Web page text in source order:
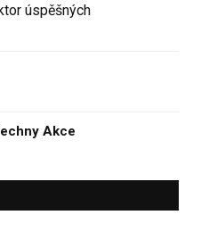
úspěšných
Akce